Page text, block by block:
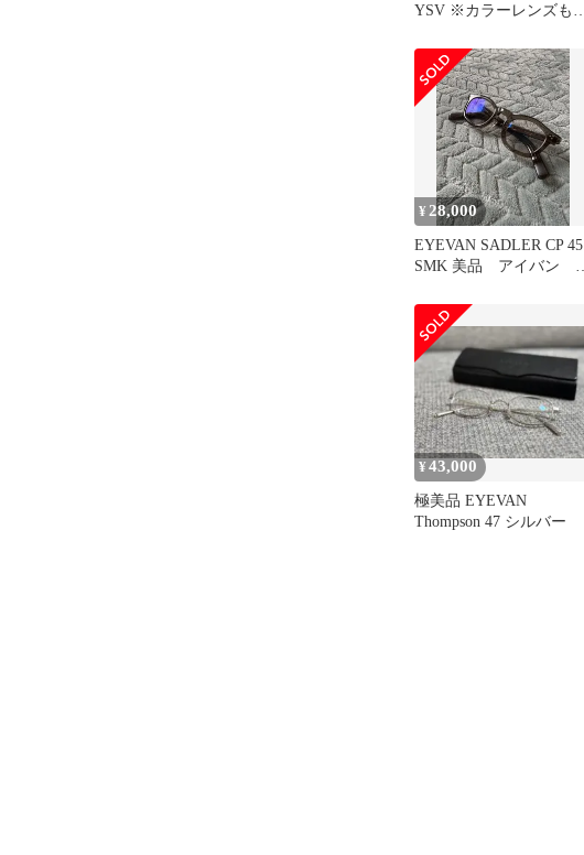
YSV ※カラーレンズも付
¥ 28,000
EYEVAN SADLER CP 45
SMK 美品 アイバン サ
¥43,000
極美品 EYEVAN
Thompson 47 シルバー